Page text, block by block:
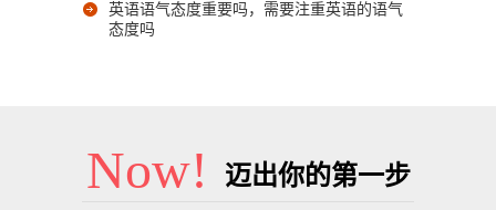
英语语气态度重要吗，需要注重英语的语气
态度吗
Now! 迈出你的第一步